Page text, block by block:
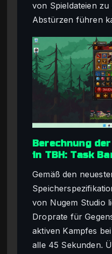
von Spieldateien
Abstürzen führen
Berechnung
in TBH: Task
Gemäß den
von Nugem Studio
Droprate für
aktiven Kampfes
alle 45 Sekunden.